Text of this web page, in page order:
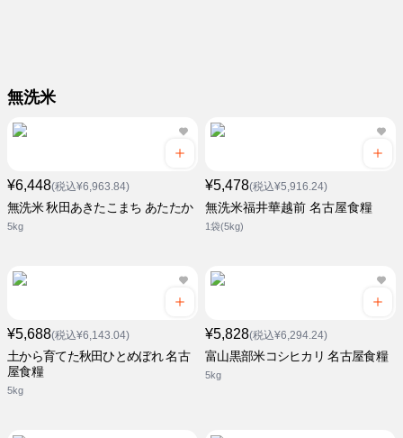
無洗米
¥6,448(税込¥6,963.84)
無洗米 秋田あきたこまち あたたか
5kg
¥5,478(税込¥5,916.24)
無洗米福井華越前 名古屋食糧
1袋(5kg)
¥5,688(税込¥6,143.04)
土から育てた秋田ひとめぼれ 名古
屋食糧
5kg
¥5,828(税込¥6,294.24)
富山黒部米コシヒカリ 名古屋食糧
5kg